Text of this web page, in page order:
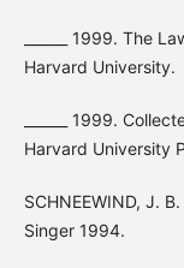
______ 1999. The
Harvard University.
______ 1999.
Harvard University
SCHNEEWIND, J.
Singer 1994.